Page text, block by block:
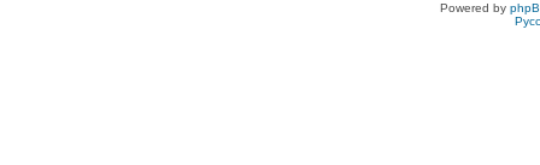
Powered by